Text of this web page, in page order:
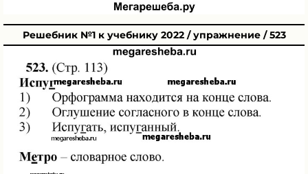
Решебник №1 к учебнику 2022 / упражнение / 523